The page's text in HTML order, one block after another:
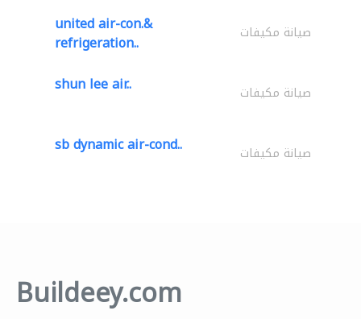
united air-con.&
refrigeration.. صيانة مكيفات
shun lee air.. صيانة مكيفات
sb dynamic air-cond.. صيانة مكيفات
Buildeey.com